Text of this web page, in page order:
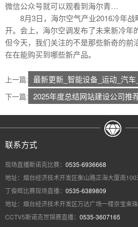
微信公众号就可以观看到海尔青…
8月3日，海尔空气产业2016冷年战
开。会上，海尔空调发布了未来新冷年
但今天，我们关注的不是那些新奇的前
在在能购买到哪些新产品。
上一篇: 最新更新_智能设备_运动_汽
下一篇: 2025年度总结网站建设公司推
联系方式
现场直播斯诺克比赛： 0535-6936668
地址：烟台经济技术开发区衡山路正海大厦南
丁俊晖比赛现场直播： 0535-6389809
地址：烟台经济技术开发区万达广场一楼京宝来
CCTV5斯诺克世锦赛直播： 0535-3607165